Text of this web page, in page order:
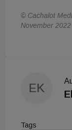
© Cachalot
November
EK
Tags